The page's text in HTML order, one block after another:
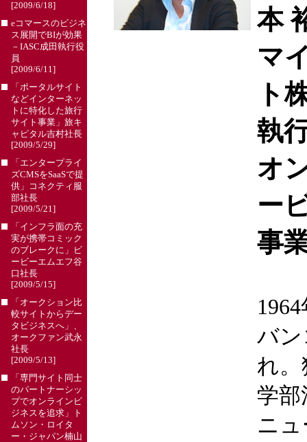
[2009/6/18]
eコマースのビジネ
ス展開でBIが効果
－IASC成田執行役
員
[2009/6/11]
「ポータルサイト
などインターネッ
トに特化した旅行
サイト事業」旅キ
ャピタル吉村社長
[2009/5/29]
「エンタープライ
ズCMSをSaaSで提
供」コネクティ服
部社長
[2009/5/21]
「インフラ面の充
実が携帯コミック
のブレークに」ビ
ービーエムエフ谷
口社長
[2009/5/15]
「オークション比
較サイトからデー
タビジネスへ」、
オークファン武永
社長
[2009/5/13]
「専門サイト同士
のパートナーシッ
プでオンラインビ
ジネスを追求」ト
ムソン・ロイタ
ー・ジャパン楠山
本
マ
ト
執
オ
ー
事
バ
れ。
学部
ニ